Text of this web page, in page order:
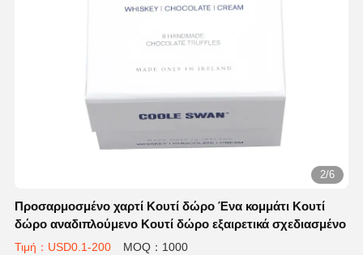
2/6
Προσαρμοσμένο χαρτί Κουτί δώρο Ένα κομμάτι Κουτί
δώρο αναδιπλούμενο Κουτί δώρο εξαιρετικά σχεδιασμένο
Τιμή：USD0.1-200 MOQ：1000